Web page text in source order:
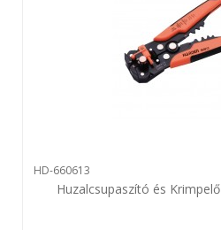
HD-660613
Huzalcsupaszító és